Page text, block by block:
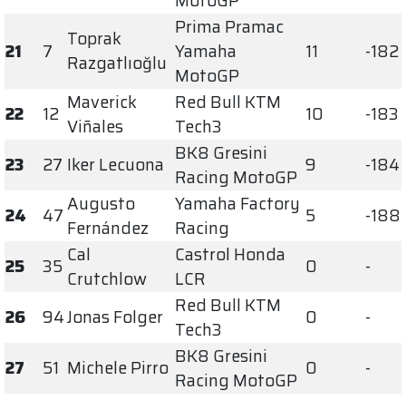
21
7
Toprak
Razgatlıoğlu
Prima Pramac
Yamaha
MotoGP
11 -182
22 12 Maverick
Viñales
Red Bull KTM
Tech3
10
-183
23
27 Iker Lecuona BK8 Gresini
Racing MotoGP 9
-184
24
47Augusto
Fernández
Yamaha Factory
Racing
5
-188
25
35 Cal
Crutchlow
Castrol Honda
LCR
0
-
26
94Jonas Folger Red Bull KTM
Tech3
0
-
27
51 Michele Pirro BK8 Gresini
Racing MotoGP 0 -